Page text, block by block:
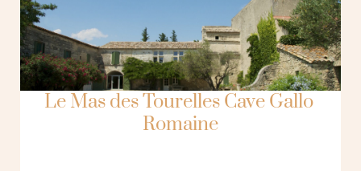
Le Mas des Tourelles Cave Gallo
Romaine